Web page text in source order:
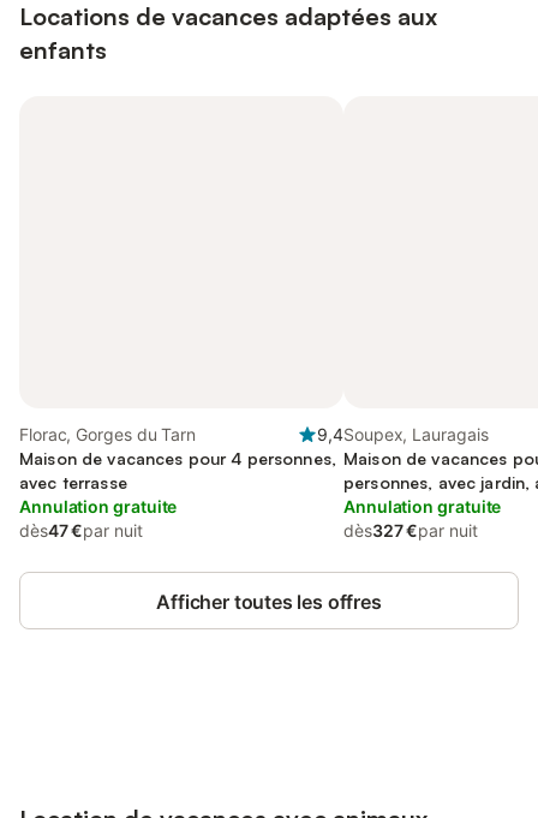
Locations de vacances adaptées aux
enfants
Florac, Gorges du Tarn
9,4
Maison de vacances pour 4 personnes,
avec terrasse
Annulation gratuite
dès47 €par nuit
Soupex, Lauragais
Maison de vacances
personnes, avec jardin,
familles
Annulation gratuite
dès327 €par nuit
Afficher toutes les offres